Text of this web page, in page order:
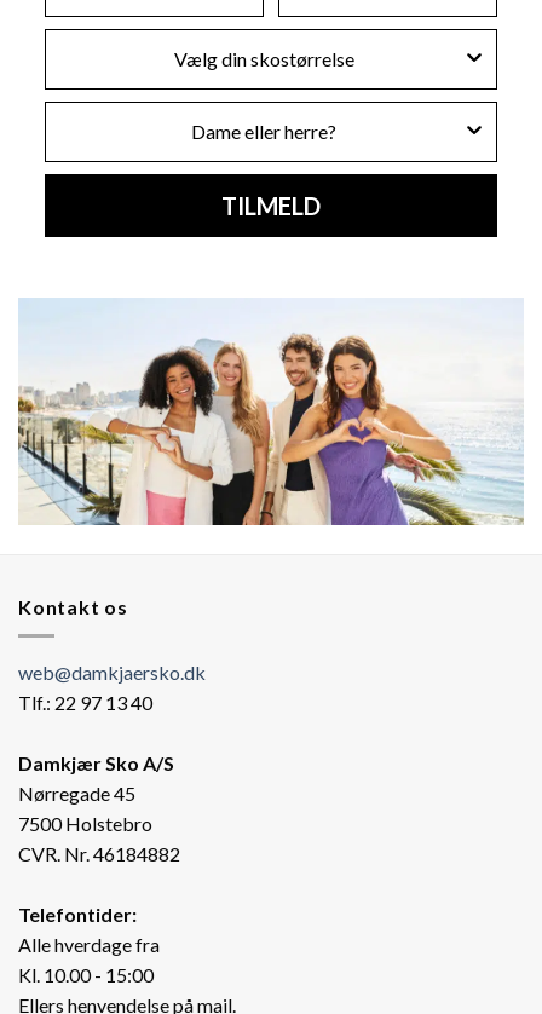
TILMELD
Kontakt os
web@damkjaersko.dk
Tlf.: 22 97 13 40
Damkjær Sko A/S
Nørregade 45
7500 Holstebro
CVR. Nr. 46184882
Telefontider:
Alle hverdage fra
Kl. 10.00 - 15:00
Ellers henvendelse på mail.